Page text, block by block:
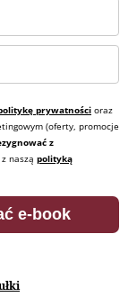
prywatności oraz
(oferty, promocje
z
naszą polityką
e-book